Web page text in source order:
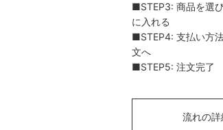
■STEP3: 商品を選
に入れる
■STEP4: 支払い方
文へ
■STEP5: 注文完了
流れの